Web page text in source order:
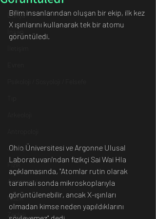
Dünya
İnsan
Jeoloji
Fizik
Astronomi
Müzik
Zooloji
Bilim insanlarından oluşan bir ekip, ilk kez
X ışınlarını kullanarak tek bir atomu
görüntüledi.
Ohio Üniversitesi ve Argonne Ulusal
Laboratuvarı'ndan fizikçi Sai Wai Hla
açıklamasında, "Atomlar rutin olarak
taramalı sonda mikroskoplarıyla
görüntülenebilir, ancak X-ışınları
olmadan kimse neden yapıldıklarını